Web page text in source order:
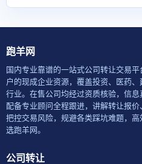
跑羊网
国内专业靠谱的一站式公司转让交易
户的现成企业资源，覆盖投资、医药
行业。在售公司均经过资质核验，信
配备专业顾问全程跟进，讲解转让报价
把控交易风险，规避各类踩坑难题，
选跑羊网。
公司转让